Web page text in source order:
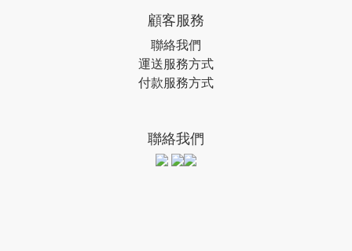
顧客服務
聯絡我們
運送服務方式
付款服務方式
聯絡我們